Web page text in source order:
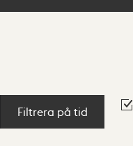
Filtrera på tid